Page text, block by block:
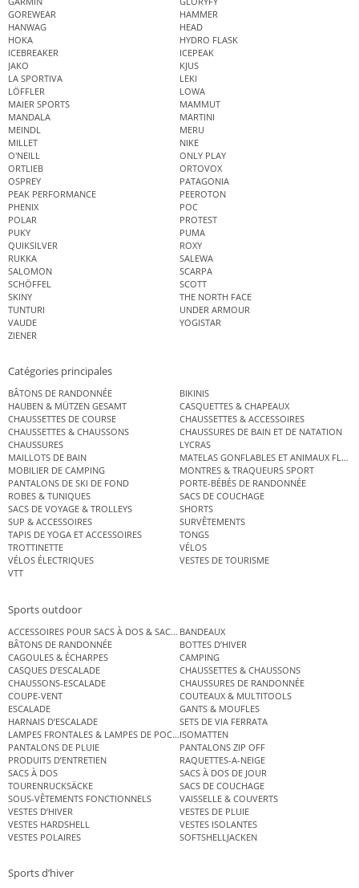
GOREWEAR
HAMMER
HANWAG
HEAD
HOKA
HYDRO FLASK
ICEBREAKER
ICEPEAK
JAKO
KJUS
LA SPORTIVA
LEKI
LÖFFLER
LOWA
MAIER SPORTS
MAMMUT
MANDALA
MARTINI
MEINDL
MERU
MILLET
NIKE
O'NEILL
ONLY PLAY
ORTLIEB
ORTOVOX
OSPREY
PATAGONIA
PEAK PERFORMANCE
PEEROTON
PHENIX
POC
POLAR
PROTEST
PUKY
PUMA
QUIKSILVER
ROXY
RUKKA
SALEWA
SALOMON
SCARPA
SCHÖFFEL
SCOTT
SKINY
THE NORTH FACE
TUNTURI
UNDER ARMOUR
VAUDE
YOGISTAR
ZIENER
Catégories principales
BÂTONS DE RANDONNÉE
BIKINIS
HAUBEN & MÜTZEN GESAMT
CASQUETTES & CHAPEAUX
CHAUSSETTES DE COURSE
CHAUSSETTES & ACCESSOIRES
CHAUSSETTES & CHAUSSONS
CHAUSSURES DE BAIN ET DE NATATION
CHAUSSURES
LYCRAS
MAILLOTS DE BAIN
MATELAS GONFLABLES ET ANIMAUX
MOBILIER DE CAMPING
MONTRES & TRAQUEURS SPORT
PANTALONS DE SKI DE FOND
PORTE-BÉBÉS DE RANDONNÉE
ROBES & TUNIQUES
SACS DE COUCHAGE
SACS DE VOYAGE & TROLLEYS
SHORTS
SUP & ACCESSOIRES
SURVÊTEMENTS
TAPIS DE YOGA ET ACCESSOIRES
TONGS
TROTTINETTE
VÉLOS
VÉLOS ÉLECTRIQUES
VESTES DE TOURISME
VTT
Sports outdoor
ACCESSOIRES POUR SACS À DOS & SACS ÉTANCHES
BANDEAUX
BÂTONS DE RANDONNÉE
BOTTES D’HIVER
CAGOULES & ÉCHARPES
CAMPING
CASQUES D’ESCALADE
CHAUSSETTES & CHAUSSONS
CHAUSSONS-ESCALADE
CHAUSSURES DE RANDONNÉE
COUPE-VENT
COUTEAUX & MULTITOOLS
ESCALADE
GANTS & MOUFLES
HARNAIS D’ESCALADE
SETS DE VIA FERRATA
LAMPES FRONTALES & LAMPES DE POCHEISOMATTEN
PANTALONS DE PLUIE
PANTALONS ZIP OFF
PRODUITS D’ENTRETIEN
RAQUETTES-A-NEIGE
SACS À DOS
SACS À DOS DE JOUR
TOURENRUCKSÄCKE
SACS DE COUCHAGE
SOUS-VÊTEMENTS FONCTIONNELS
VAISSELLE & COUVERTS
VESTES D’HIVER
VESTES DE PLUIE
VESTES HARDSHELL
VESTES ISOLANTES
VESTES POLAIRES
SOFTSHELLJACKEN
Sports d’hiver